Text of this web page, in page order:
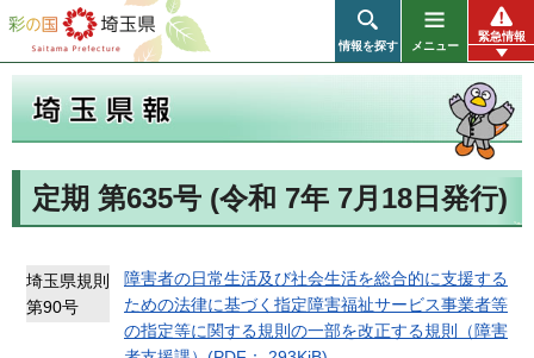
彩の国 埼玉県
情報を探す メニュー
緊急情報
定期 第635号 (令和 7年 7月18日発行)
埼玉県規則
第90号
障害者の日常生活及び社会生活を総合的に支援する
ための法律に基づく指定障害福祉サービス事業者等
の指定等に関する規則の一部を改正する規則（障害